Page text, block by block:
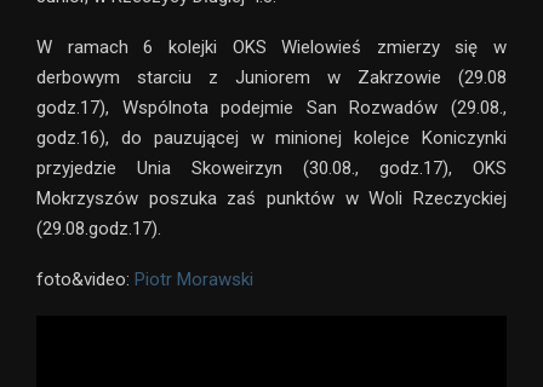
W ramach 6 kolejki OKS Wielowieś zmierzy się w
derbowym starciu z Juniorem w Zakrzowie (29.08
godz.17), Wspólnota podejmie San Rozwadów (29.08.,
godz.16), do pauzującej w minionej kolejce Koniczynki
przyjedzie Unia Skoweirzyn (30.08., godz.17), OKS
Mokrzyszów poszuka zaś punktów w Woli Rzeczyckiej
(29.08.godz.17).
foto&video: Piotr Morawski